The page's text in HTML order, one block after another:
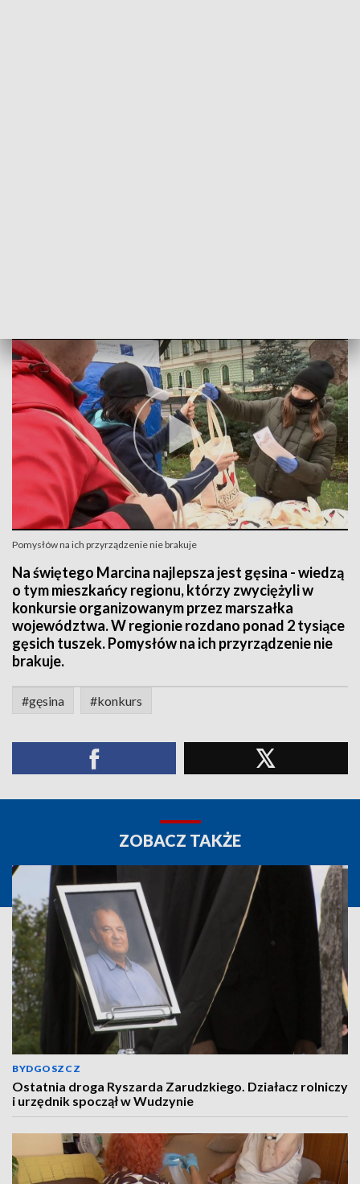
Pomysłów na ich przyrządzenie nie brakuje
Na świętego Marcina najlepsza jest gęsina - wiedzą
o tym mieszkańcy regionu, którzy zwyciężyli w
konkursie organizowanym przez marszałka
województwa. W regionie rozdano ponad 2 tysiące
gęsich tuszek. Pomysłów na ich przyrządzenie nie
brakuje.
#gęsina #konkurs
ZOBACZ TAKŻE
BYDGOSZCZ
Ostatnia droga Ryszarda Zarudzkiego. Działacz rolniczy
i urzędnik spoczął w Wudzynie